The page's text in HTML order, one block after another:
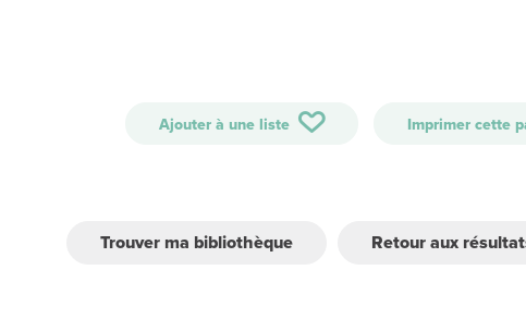
Ajouter à une liste Imprimer cette
Trouver ma bibliothèque Retour aux